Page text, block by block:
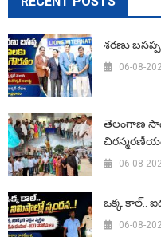
శరణు
06-08-
తెలంగాణ
06-08-
ఒక్క కాల్..
06-08-